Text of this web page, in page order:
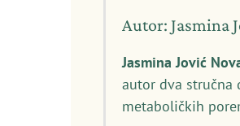
Autor: Jasmina
Jasmina Jović
autor dva stručna
metaboličkih